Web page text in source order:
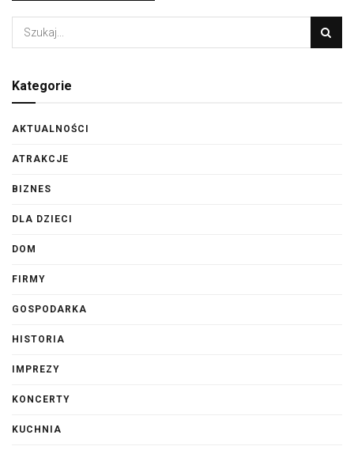
Kategorie
AKTUALNOŚCI
ATRAKCJE
BIZNES
DLA DZIECI
DOM
FIRMY
GOSPODARKA
HISTORIA
IMPREZY
KONCERTY
KUCHNIA